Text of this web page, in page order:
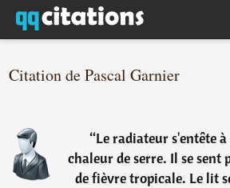
Citation de Pascal Garnier
“Le radiateur s'entête
chaleur de serre. Il se sent
de fièvre tropicale. Le lit